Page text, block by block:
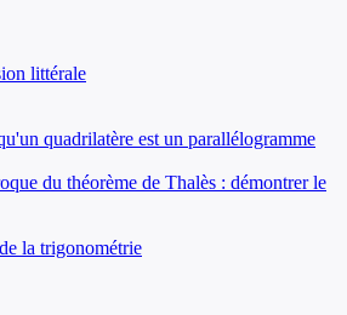
littérale
quadrilatère est un parallélogramme
du théorème de Thalès : démontrer le
la trigonométrie